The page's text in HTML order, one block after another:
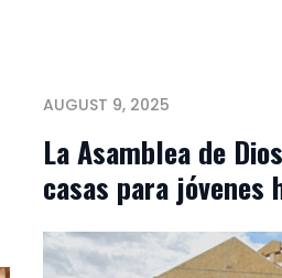
AUGUST 9, 2025
La Asamblea de
casas para jóvenes